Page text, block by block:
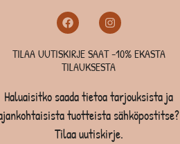
TILAA UUTISKIRJE SAAT -10% EKASTA
TILAUKSESTA
Haluaisitko saada tietoa tarjouksista ja
tuotteista sähköpostitse?
Tilaa uutiskirje.